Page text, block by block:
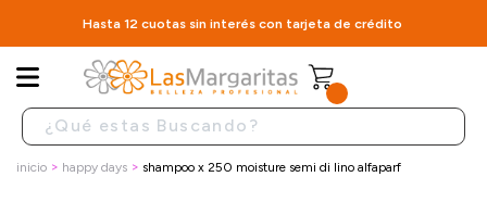
Hasta 12 cuotas sin interés con tarjeta de crédito
inicio happy days shampoo x 250 moisture semi di lino alfaparf